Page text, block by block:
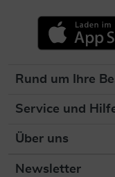
Rund um Ihre
Service und
Über uns
Newsletter